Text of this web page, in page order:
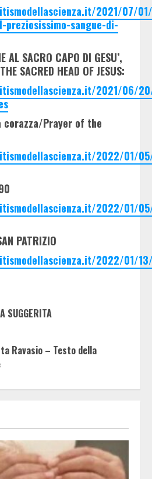
2021/07/
preziosissimo-sangue-di-
AL SACRO CAPO DI GESU’,
SACRED HEAD OF JESUS:
2021/06/
Prayer of the
2022/01/
2022/01/
PATRIZIO
2022/01/
SUGGERITA
Ravasio – Testo della